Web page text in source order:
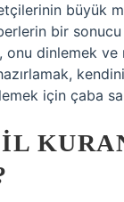
büyük
bir sonucu
dinlemek ve
için çaba